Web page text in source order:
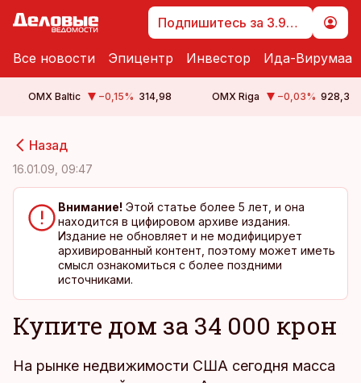
Подпишитесь за 3.99 €
Все новости Эпицентр Инвестор Ида-Вирумаа
OMX Baltic −0,15% 314,98 OMX Riga −0,03% 928,3
Назад
16.01.09, 09:47
Внимание! Этой статье более 5 лет, и она
находится в цифировом архиве издания.
Издание не обновляет и не модифицирует
архивированный контент, поэтому может иметь
смысл ознакомиться с более поздними
источниками.
Купите дом за 34 000 крон
На рынке недвижимости США сегодня масса